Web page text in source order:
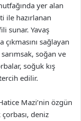
yer alan
ile hazırlanan
sunar. Yavaş
sağlayan
soğan ve
soğuk kış
edilir.
Mazi’nin özgün
deniz